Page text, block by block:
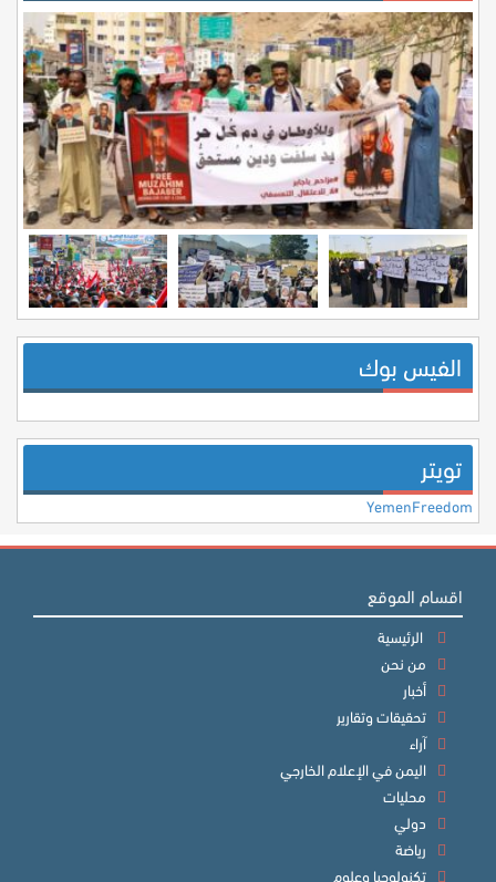
الفيس بوك
تويتر
YemenFreedom
اقسام الموقع
الرئيسية
من نحن
أخبار
تحقيقات وتقارير
آراء
اليمن في الإعلام الخارجي
محليات
دولي
رياضة
تكنولوجيا وعلوم